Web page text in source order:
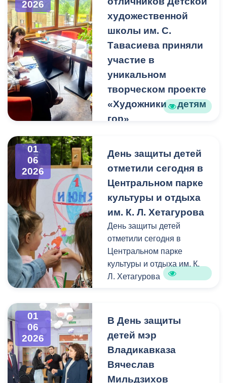
2026
художественной
школы им. С.
Тавасиева приняли
участие в
уникальном
творческом проекте
«Художники – детям
гор»
художественной школы
им. С. Тавасиева приняли
участие в уникальном
творческом проекте
«Художники – детям гор»
ребят организовали три
увлекательных мастер-
класса. Руководил
художеств Юрий
Абисалов.
Выпускники Детской
01
06
2026
День защиты детей
отметили сегодня в
Центральном парке
культуры и отдыха
им. К. Л. Хетагурова
День защиты детей
отметили сегодня в
Центральном парке
культуры и отдыха им. К.
Л. Хетагурова
несколько тематических
площадок.
Самых маленьких
развлекали веселые
01
06
2026
В День защиты
детей мэр
Владикавказа
Вячеслав
Мильдзихов